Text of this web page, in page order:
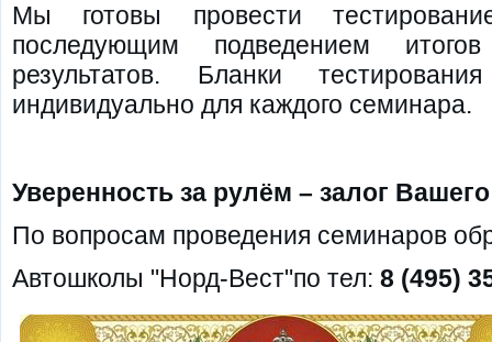
Мы готовы провести
последующим подведением
результатов. Бланки
индивидуально для каждого семинара.
Уверенность за рулём – залог
По вопросам проведения семинаров
Автошколы "Норд-Вест"по тел: 8 (495)